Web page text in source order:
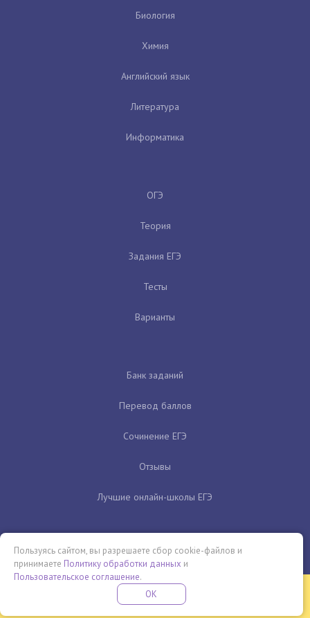
Биология
Химия
Английский язык
Литература
Информатика
ОГЭ
Теория
Задания ЕГЭ
Тесты
Варианты
Банк заданий
Перевод баллов
Сочинение ЕГЭ
Отзывы
Лучшие онлайн-школы ЕГЭ
Бесплатная летняя школа
ПРОВЕДИ ЭТО ЛЕТО С ПОЛЬЗОЙ
Пользуясь сайтом, вы разрешаете сбор cookie-файлов и
принимаете Политику обработки данных и
Пользовательское соглашение.
OK